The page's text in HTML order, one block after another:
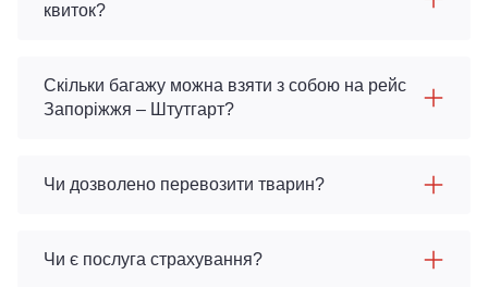
квиток?
Скільки багажу можна взяти з собою на рейс
Запоріжжя – Штутгарт?
Чи дозволено перевозити тварин?
Чи є послуга страхування?